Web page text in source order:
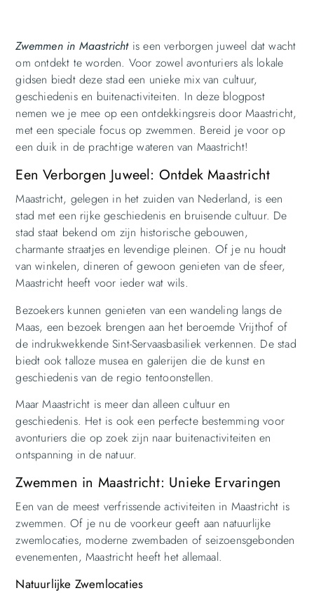
Zwemmen in Maastrichtis een verborgen juweel dat wacht
om ontdekt te worden. Voor zowel avonturiers als lokale
gidsen biedt deze stad een unieke mix van cultuur,
geschiedenis en buitenactiviteiten. In deze blogpost
nemen we je mee op een ontdekkingsreis door Maastricht,
met een speciale focus op zwemmen. Bereid je voor op
een duik in de prachtige wateren van Maastricht!
Een Verborgen Juweel: Ontdek Maastricht
Maastricht, gelegen in het zuiden van Nederland, is een
stad met een rijke geschiedenis en bruisende cultuur. De
stad staat bekend om zijn historische gebouwen,
charmante straatjes en levendige pleinen. Of je nu houdt
van winkelen, dineren of gewoon genieten van de sfeer,
Maastricht heeft voor ieder wat wils.
Bezoekers kunnen genieten van een wandeling langs de
Maas, een bezoek brengen aan het beroemde Vrijthof of
de indrukwekkende Sint-Servaasbasiliek verkennen. De stad
biedt ook talloze musea en galerijen die de kunst en
geschiedenis van de regio tentoonstellen.
Maar Maastricht is meer dan alleen cultuur en
geschiedenis. Het is ook een perfecte bestemming voor
avonturiers die op zoek zijn naar buitenactiviteiten en
ontspanning in de natuur.
Zwemmen in Maastricht: Unieke Ervaringen
Een van de meest verfrissende activiteiten in Maastricht is
zwemmen. Of je nu de voorkeur geeft aan natuurlijke
zwemlocaties, moderne zwembaden of seizoensgebonden
evenementen, Maastricht heeft het allemaal.
Natuurlijke Zwemlocaties